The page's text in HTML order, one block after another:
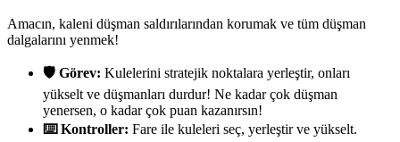
Amacın, kaleni düşman saldırılarından korumak ve tüm düşman
dalgalarını yenmek!
🛡️ Görev: Kulelerini stratejik noktalara yerleştir, onları
yükselt ve düşmanları durdur! Ne kadar çok düşman
yenersen, o kadar çok puan kazanırsın!
⌨️ Kontroller: Fare ile kuleleri seç, yerleştir ve yükselt.